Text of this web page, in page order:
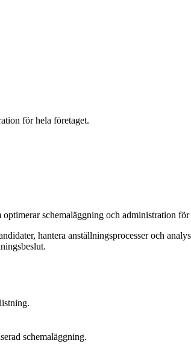
för hela företaget.
schemaläggning och administration för
hantera anställningsprocesser och
schemaläggning.